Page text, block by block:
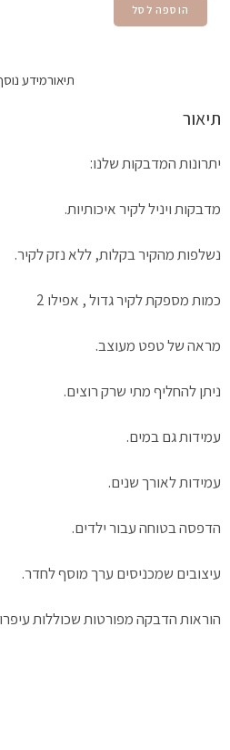
הוספה לסל
תיאורמידע
תיאור
יתרונות המדבקות שלנו:
מדבקות ויניל לקיר איכותיות.
נשלפות מהקיר בקלות, ללא נזק לקיר.
כמות מספקת לקיר גדול , אפילו 2
מראה של טפט מעוצב.
ניתן להחליף מתי שרק רוצים.
עמידות גם במים.
עמידות לאורך שנים.
הדפסה בטוחה עבור ילדים.
עיצובים שמכניסים ערך מוסף לחדר.
הוראות הדבקה מפורטות שכוללות